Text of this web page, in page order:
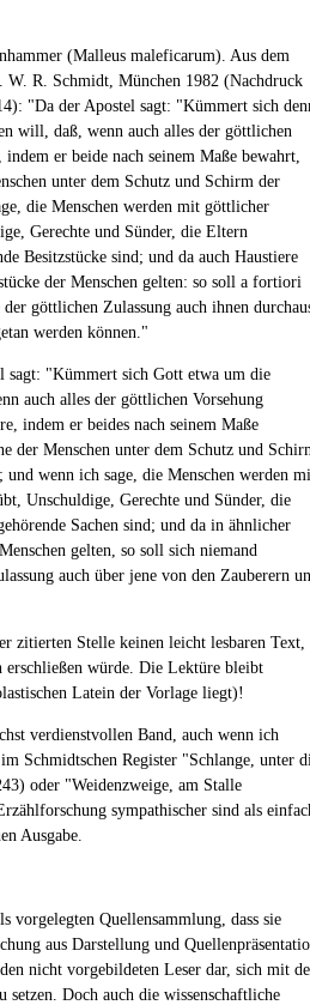
(Malleus maleficarum). Aus dem
W. R. Schmidt, München 1982 (Nachdruck
"Da der Apostel sagt: "Kümmert sich
will, daß, wenn auch alles der göttlichen
er beide nach seinem Maße bewahrt,
unter dem Schutz und Schirm der
die Menschen werden mit göttlicher
Gerechte und Sünder, die Eltern
Besitzstücke sind; und da auch Haustiere
der Menschen gelten: so soll a fortiori
göttlichen Zulassung auch ihnen
werden können."
sagt: "Kümmert sich Gott etwa um die
auch alles der göttlichen Vorsehung
indem er beides nach seinem Maße
der Menschen unter dem Schutz und
wenn ich sage, die Menschen werden
Unschuldige, Gerechte und Sünder, die
Sachen sind; und da in ähnlicher
gelten, so soll sich niemand
auch über jene von den Zauberern
zitierten Stelle keinen leicht lesbaren Text,
erschließen würde. Die Lektüre bleibt
Latein der Vorlage liegt)!
verdienstvollen Band, auch wenn ich
Schmidtschen Register "Schlange, unter
oder "Weidenzweige, am Stalle
sympathischer sind als
Ausgabe.
vorgelegten Quellensammlung, dass sie
aus Darstellung und
nicht vorgebildeten Leser dar, sich mit
setzen. Doch auch die wissenschaftliche